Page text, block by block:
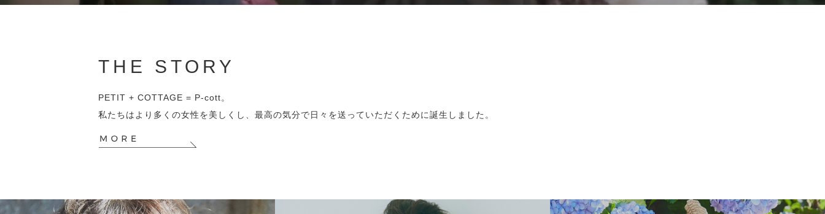
THE STORY
PETIT + COTTAGE = P-cott。
私たちはより多くの女性を美しくし、最高の気分で日々を送っていただくために誕生しました。